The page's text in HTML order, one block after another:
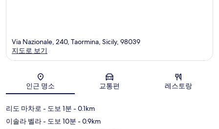
지도
Via Nazionale, 240, Taormina, Sicily, 98039
지도로 보기
인근 명소 교통편 레스토랑
리도 마차로 - 도보 1분 - 0.1km
이솔라 벨라- 도보 10분 - 0.9km